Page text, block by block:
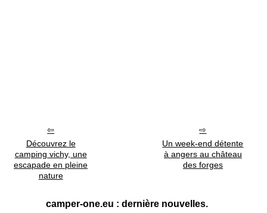
Découvrez le
camping vichy, une
escapade en pleine
nature
Un week-end détente
à angers au château
des forges
camper-one.eu : dernière nouvelles.